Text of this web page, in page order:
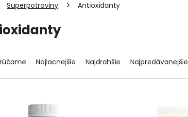
Superpotraviny Antioxidanty
Najlacnejšie Najdrahšie Najpredávanejšie